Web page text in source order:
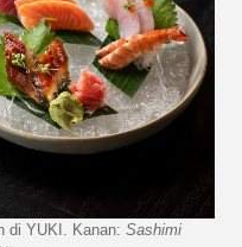
di YUKI. Kanan: Sashimi